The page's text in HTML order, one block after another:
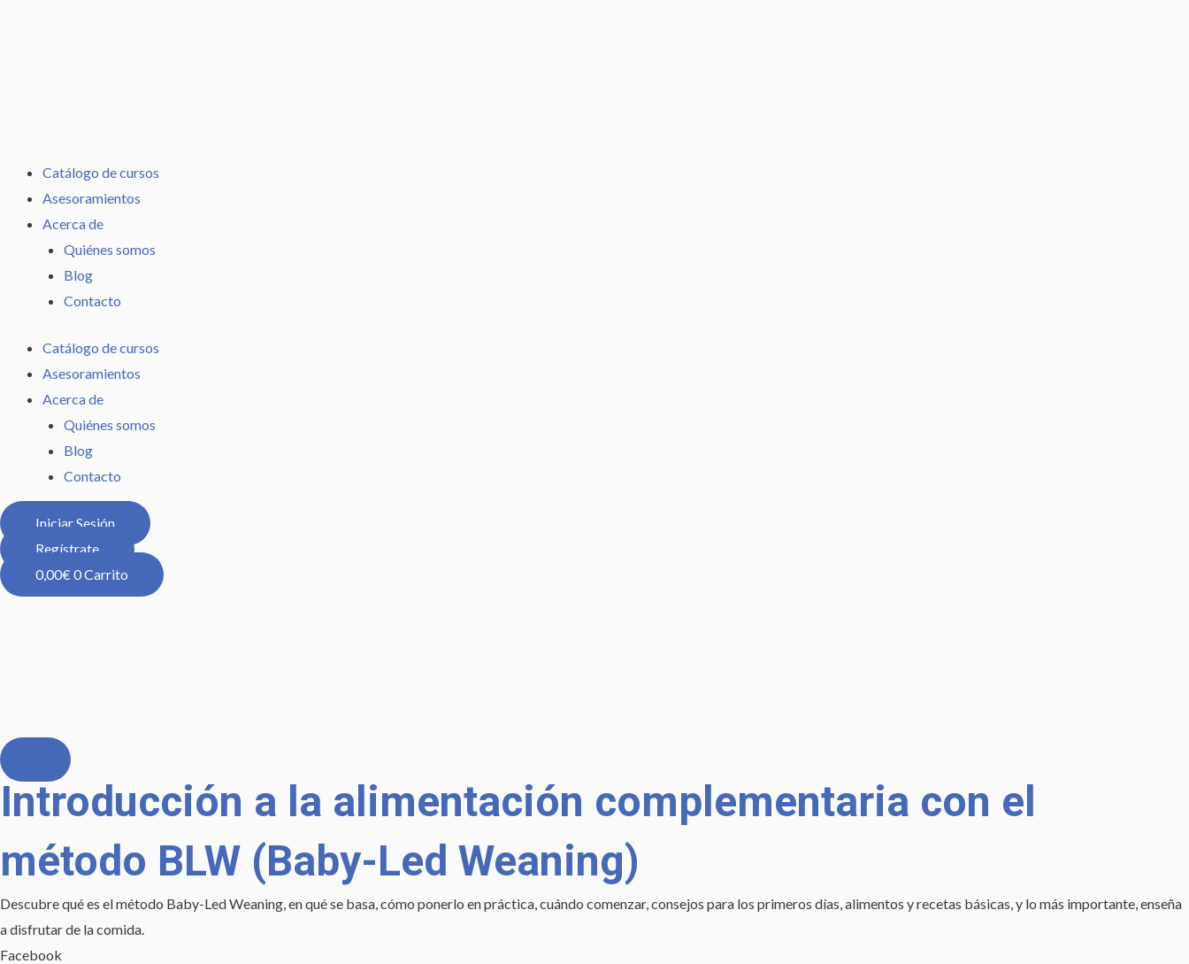
Catálogo de cursos
Asesoramientos
Acerca de
Quiénes somos
Blog
Contacto
Catálogo de cursos
Asesoramientos
Acerca de
Quiénes somos
Blog
Contacto
Iniciar Sesión
Regístrate
0,00€0Carrito
Introducción a la alimentación complementaria con el
método BLW (Baby-Led Weaning)
Descubre qué es el método Baby-Led Weaning, en qué se basa, cómo ponerlo en práctica, cuándo comenzar, consejos para los primeros días, alimentos y recetas básicas, y lo más importante, enseña
a disfrutar de la comida.
Facebook